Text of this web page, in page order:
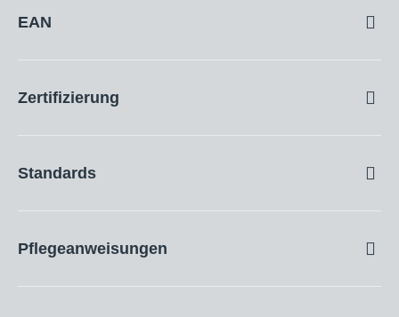
EAN
Zertifizierung
Standards
Typ 1
Pflegeanweisungen